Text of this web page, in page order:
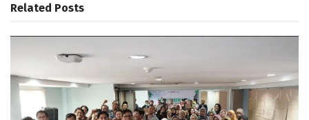
Related Posts